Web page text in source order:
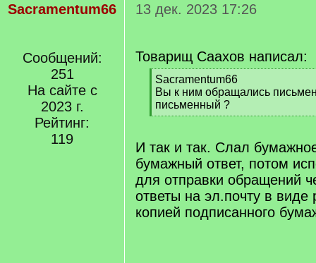
Sacramentum66
Сообщений:
251
На сайте с
2023 г.
Рейтинг:
119
13 дек. 2023 17:26
Товарищ Саахов написал:
[
q
]
Sacramentum66
Вы к ним обращались
письменный ?
[
q
]
И так и так. Слал
бумажный ответ, потом
для отправки обращений
ответы на эл.почту в
копией подписанного